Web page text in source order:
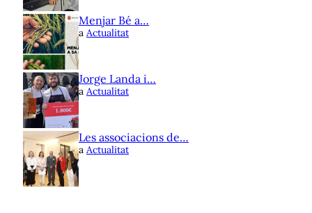
Menjar Bé a…
a Actualitat
Jorge Landa i…
a Actualitat
Les associacions de…
a Actualitat